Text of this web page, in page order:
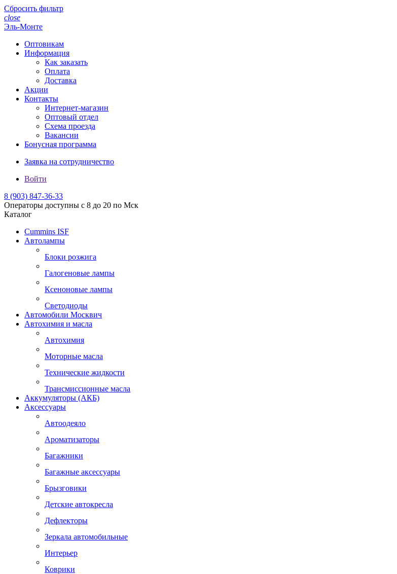
Сбросить фильтр
close
Эль-Монте
Оптовикам
Информация
Как заказать
Оплата
Доставка
Акции
Контакты
Интернет-магазин
Оптовый отдел
Схема проезда
Вакансии
Бонусная программа
Заявка на сотрудничество
Войти
8 (903) 847-36-33
Операторы доступны с 8 до 20 по Мск
Каталог
Cummins ISF
Автолампы
Блоки розжига
Галогеновые лампы
Ксеноновые лампы
Светодиоды
Автомобили Москвич
Автохимия и масла
Автохимия
Моторные масла
Технические жидкости
Трансмиссионные масла
Аккумуляторы (АКБ)
Аксессуары
Автоодеяло
Ароматизаторы
Багажники
Багажные аксессуары
Брызговики
Детские автокресла
Дефлекторы
Зеркала автомобильные
Интерьер
Коврики